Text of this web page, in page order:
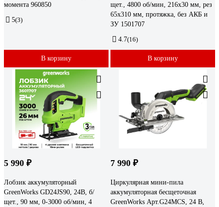
момента 960850
5(3)
В корзину
щет., 4800 об/мин, 216x30 мм, рез
65х310 мм, протяжка, без АКБ и
ЗУ 1501707
4.7(16)
В корзину
5 990 ₽
Лобзик аккумуляторный
GreenWorks GD24JS90, 24В, б/
щет., 90 мм, 0-3000 об/мин, 4
7 990 ₽
Циркулярная мини-пила
аккумуляторная бесщеточная
GreenWorks Арт.G24MCS, 24 В,